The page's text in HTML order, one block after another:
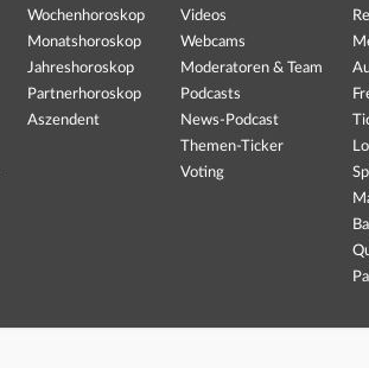
Wochenhoroskop
Monatshoroskop
Jahreshoroskop
Partnerhoroskop
Aszendent
Videos
Webcams
Moderatoren & Team
Podcasts
News-Podcast
Themen-Ticker
Voting